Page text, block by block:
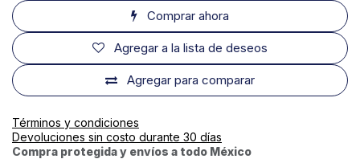
Comprar ahora
Agregar para comparar
Agregar a la lista de deseos
Términos y condiciones
Devoluciones sin costo durante 30 días
Compra protegida y envíos a todo México